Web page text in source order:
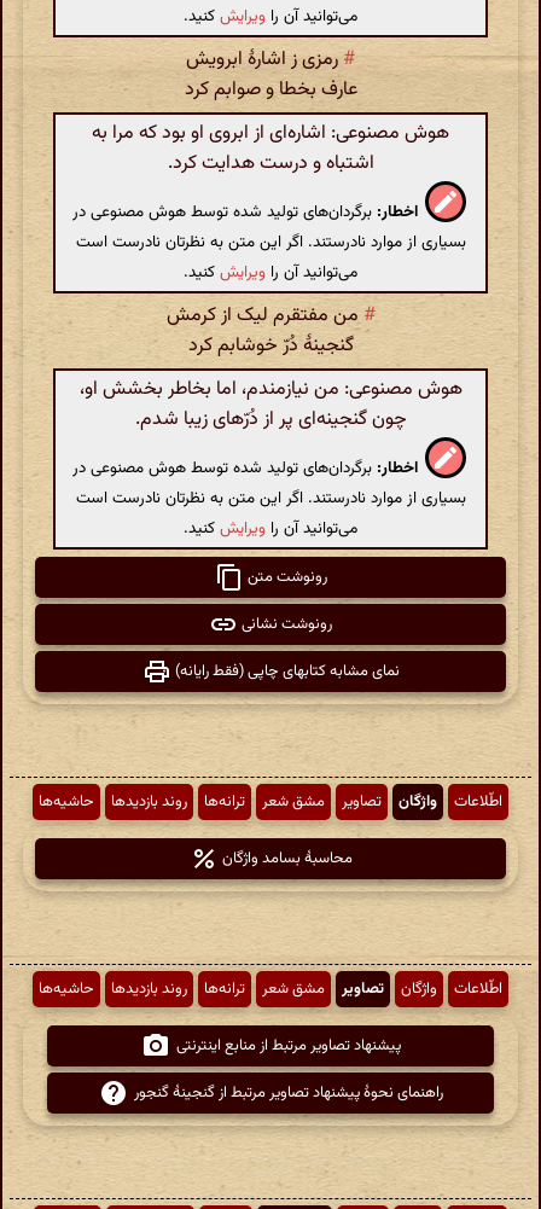
می‌توانید آن را ویرایشکنید.
# رمزی ز اشارۀ ابرویش
عارف بخطا و صوابم کرد
هوش مصنوعی: اشاره‌ای از ابروی او بود که مرا به
اشتباه و درست هدایت کرد.
اخطار: برگردان‌های تولید شده توسط هوش مصنوعی در
بسیاری از موارد نادرستند. اگر این متن به نظرتان نادرست است
می‌توانید آن را ویرایشکنید.
#من مفتقرم لیک از کرمش
گنجینۀ دُرّ خوشابم کرد
هوش مصنوعی: من نیازمندم، اما بخاطر بخشش او،
چون گنجینه‌ای پر از دُرّهای زیبا شدم.
اخطار: برگردان‌های تولید شده توسط هوش مصنوعی در
بسیاری از موارد نادرستند. اگر این متن به نظرتان نادرست است
می‌توانید آن را ویرایشکنید.
رونوشت متن
رونوشت نشانی
نمای مشابه کتابهای چاپی (فقط رایانه)
اطّلاعات واژگان تصاویر مشق شعر ترانه‌ها روند بازدیدها حاشیه‌ها
محاسبهٔ بسامد واژگان
اطّلاعات واژگان تصاویر مشق شعر ترانه‌ها روند بازدیدها حاشیه‌ها
پیشنهاد تصاویر مرتبط از منابع اینترنتی
راهنمای نحوهٔ پیشنهاد تصاویر مرتبط از گنجینهٔ گنجور